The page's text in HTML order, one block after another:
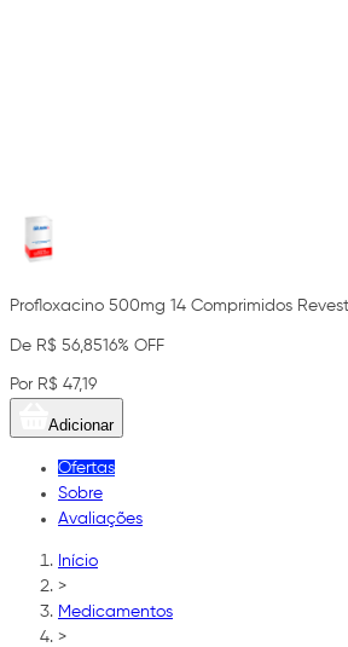
Profloxacino 500mg 14 Comprimidos
De R$ 56,8516% OFF
Por R$ 47,19
Adicionar
Ofertas
Sobre
Avaliações
Início
>
Medicamentos
>